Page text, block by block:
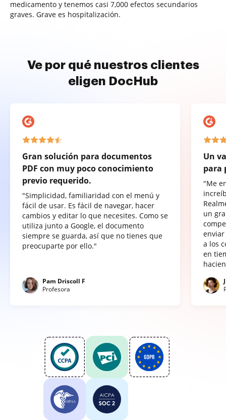
medicamento y tenemos casi 7,000 efectos secundarios
graves. Grave es hospitalización.
Ve por qué nuestros clientes
eligen DocHub
Gran solución para documentos
PDF con muy poco conocimiento
previo requerido.
"Simplicidad, familiaridad con el menú y
fácil de usar. Es fácil de navegar, hacer
cambios y editar lo que necesites. Como se
utiliza junto a Google, el documento
siempre se guarda, así que no tienes que
preocuparte por ello."
Pam Driscoll F
Profesora
Un
para
"Me
un
a los
en